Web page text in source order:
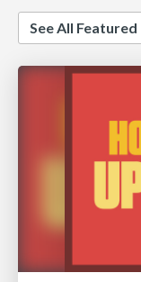
See All Featured